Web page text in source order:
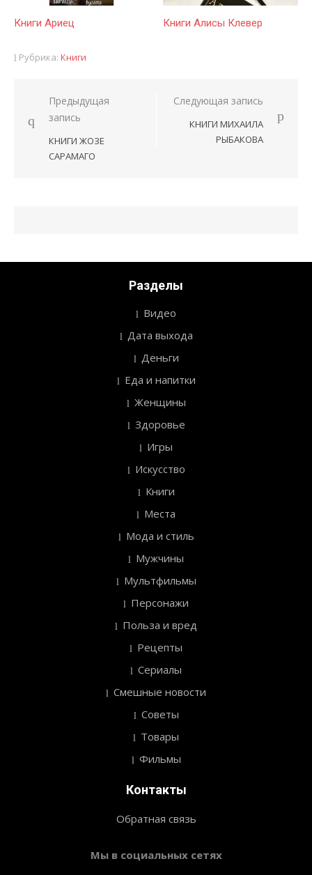
Книги Ариец Книги Алисы Клевер
Рубрика: Книги
Навигация
записям
Предыдущая
запись
КНИГИ ЖОЗЕ
САРАМАГО
Следующая запись
КНИГИ МИХАИЛА
РЫБАКОВА
Разделы
Видео
Дата выхода
Деньги
Еда и напитки
Женщины
Здоровье
Игры
Искусство
Книги
Места
Мода и стиль
Мужчины
Мультфильмы
Персонажи
Польза и вред
Рецепты
Сериалы
Смешные новости
Советы
Товары
Фильмы
Контакты
Обратная связь
Мы в социальных сетях